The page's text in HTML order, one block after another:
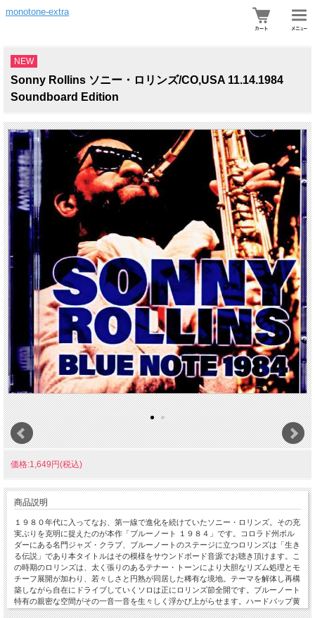
monotone-extra
NEW
Sonny Rollins ソニー・ロリンズ/CO,USA 11.14.1984
Soundboard Edition
価格:1,649円(税込)
商品説明
１９８０年代に入ってなお、第一線で進化を続けていたソニー・ロリンズ。その充
実ぶりを克明に捉えたのが本作「ブルーノート １９８４」です。コロラド州ボル
ダーにある名門ジャズ・クラブ、ブルーノートのステージに立つロリンズは「生き
る伝説」であり本タイトルはその模様をサウンドボード音源でお聴き頂けます。こ
の時期のロリンズは、太く張りのあるテナー・トーンにより大胆なリズム処理とモ
チーフ展開が加わり、若々しさと円熟が同居した稀有な境地。テーマを解体し再構
築しながら自在にドライブしていくソロは正にロリンズ節全開です。ブルーノート
特有の親密な空間がその一音一音を生々しく浮かび上がらせます。ハードバップ黄
金期を知るファンはもちろん、８０年代以降のロリンズに興味を持つリスナーにも